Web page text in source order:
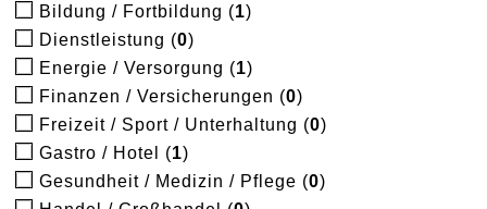
Bildung / Fortbildung (1)
Dienstleistung (0)
Energie / Versorgung (1)
Finanzen / Versicherungen (0)
Freizeit / Sport / Unterhaltung (0)
Gastro / Hotel (1)
Gesundheit / Medizin / Pflege (0)